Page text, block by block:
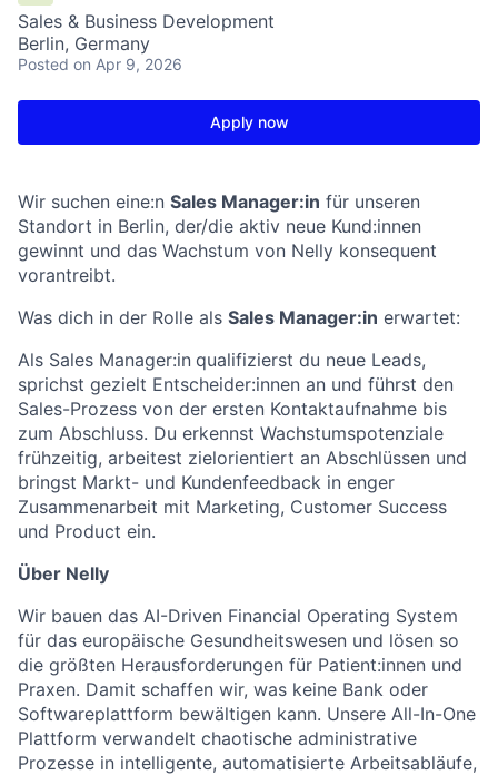
Sales & Business Development
Berlin, Germany
Posted on Apr 9, 2026
Apply now
Wir suchen eine:n Sales Manager:in für unseren
Standort in Berlin, der/die aktiv neue Kund:innen
gewinnt und das Wachstum von Nelly konsequent
vorantreibt.
Was dich in der Rolle als Sales Manager:in erwartet:
Als Sales Manager:in qualifizierst du neue Leads,
sprichst gezielt Entscheider:innen an und führst den
Sales-Prozess von der ersten Kontaktaufnahme bis
zum Abschluss. Du erkennst Wachstumspotenziale
frühzeitig, arbeitest zielorientiert an Abschlüssen und
bringst Markt- und Kundenfeedback in enger
Zusammenarbeit mit Marketing, Customer Success
und Product ein.
Über Nelly
Wir bauen das AI-Driven Financial Operating System
für das europäische Gesundheitswesen und lösen so
die größten Herausforderungen für Patient:innen und
Praxen. Damit schaffen wir, was keine Bank oder
Softwareplattform bewältigen kann. Unsere All-In-One
Plattform verwandelt chaotische administrative
Prozesse in intelligente, automatisierte Arbeitsabläufe,